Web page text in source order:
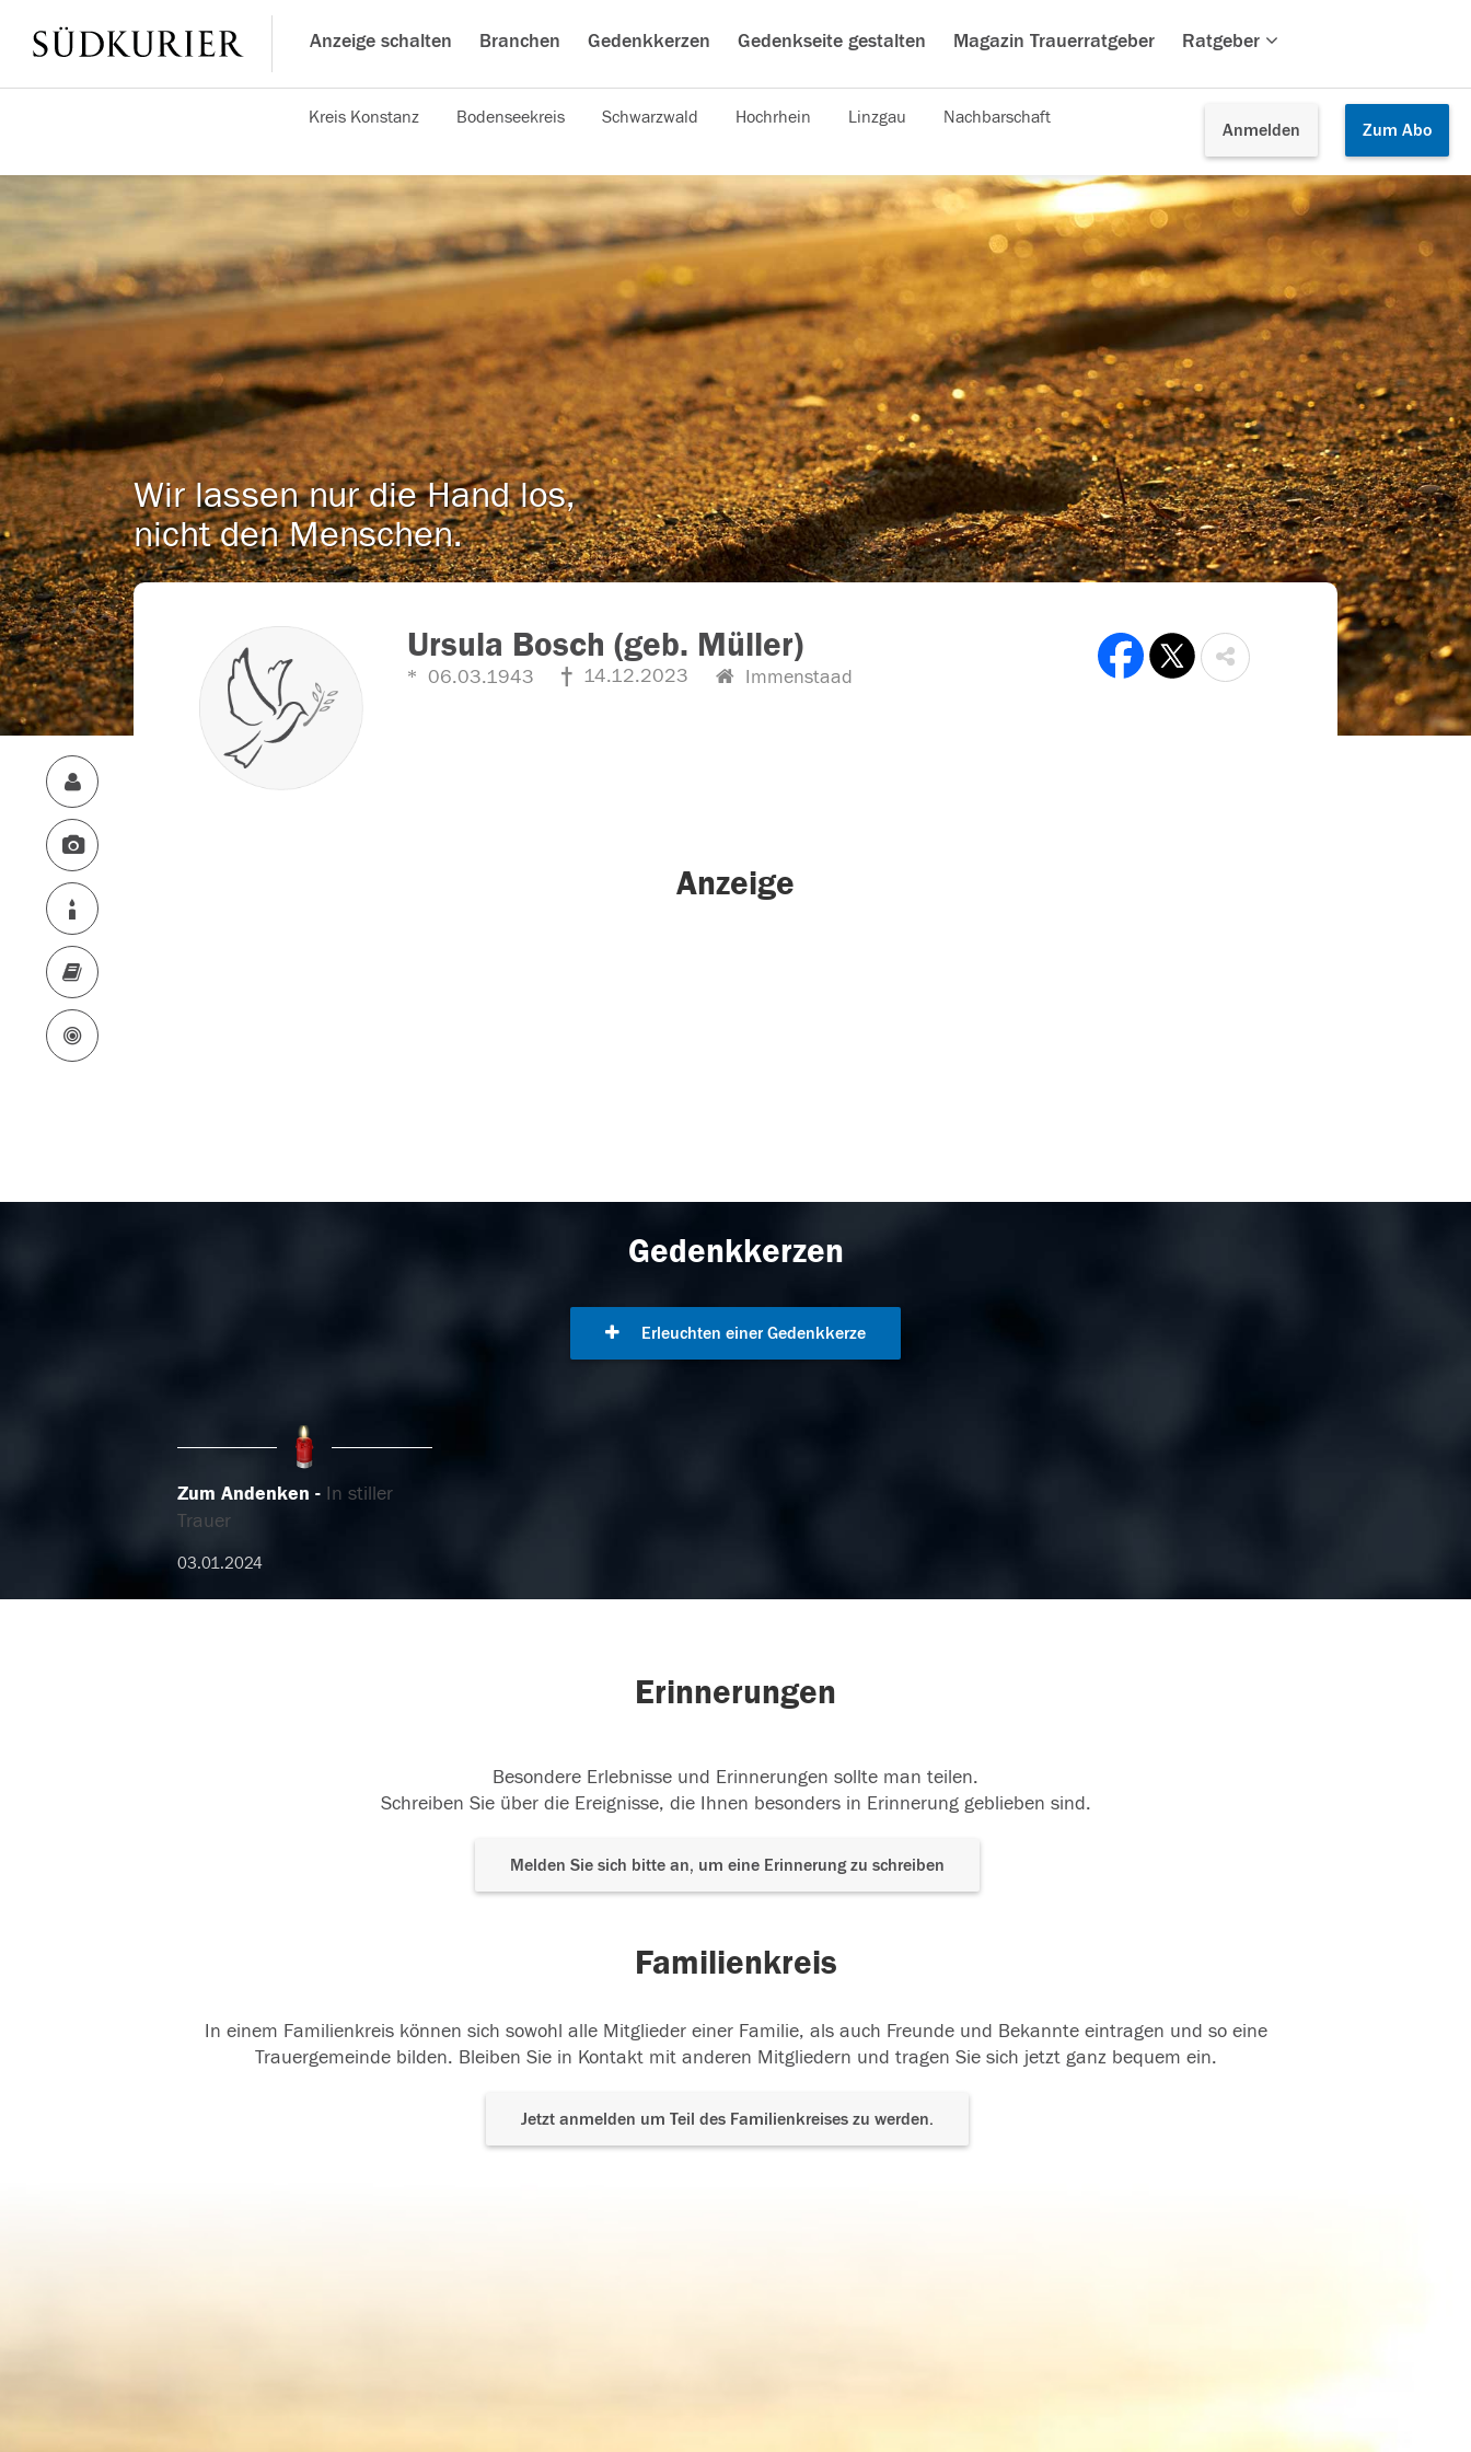
Anzeige schalten Branchen Gedenkkerzen Gedenkseite gestalten Magazin Trauerratgeber Ratgeber
Anmelden Zum Abo
Kreis Konstanz Bodenseekreis Schwarzwald Hochrhein Linzgau Nachbarschaft
Wir lassen nur die Hand los,
nicht den Menschen.
Ursula Bosch (geb. Müller)
06.03.1943 14.12.2023 Immenstaad
Anzeige
Gedenkkerzen
Erleuchten einer Gedenkkerze
Zum Andenken
In stiller
Trauer
03.01.2024
Erinnerungen
Besondere Erlebnisse und Erinnerungen sollte man teilen.
Schreiben Sie über die Ereignisse, die Ihnen besonders in Erinnerung geblieben sind.
Melden Sie sich bitte an, um eine Erinnerung zu schreiben
Familienkreis
In einem Familienkreis können sich sowohl alle Mitglieder einer Familie, als auch Freunde und Bekannte eintragen und so eine
Trauergemeinde bilden. Bleiben Sie in Kontakt mit anderen Mitgliedern und tragen Sie sich jetzt ganz bequem ein.
Jetzt anmelden um Teil des Familienkreises zu werden.